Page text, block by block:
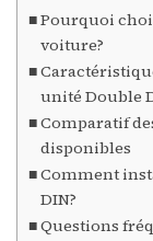
Pourquoi
voiture?
unité Double
Comparatif
disponibles
Comment
DIN?
Questions